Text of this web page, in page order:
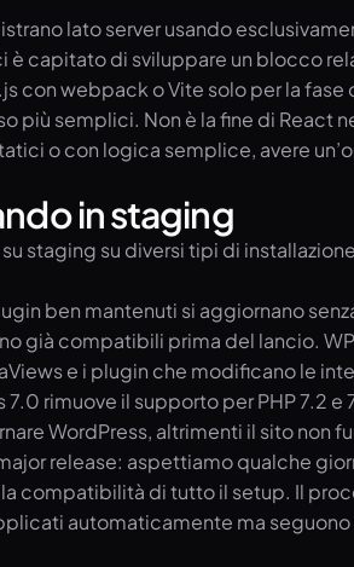
lato server usando
capitato di sviluppare un blocco
con webpack o Vite solo per la fase
più semplici. Non è la fine di
o con logica semplice, avere
in staging
staging su diversi tipi di
ben mantenuti si aggiornano
già compatibili prima del lancio.
e i plugin che modificano le
rimuove il supporto per PHP 7.2
WordPress, altrimenti il sito non
release: aspettiamo qualche
compatibilità di tutto il setup. Il
automaticamente ma